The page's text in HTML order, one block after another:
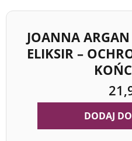
JOANNA
ELIKSIR –
DODAJ